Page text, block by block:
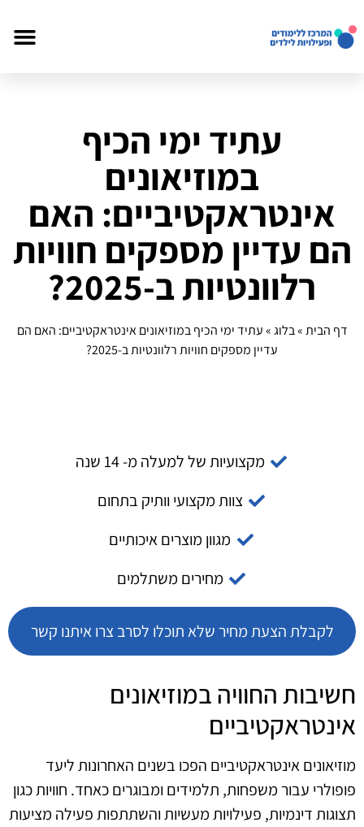
עתיד ימי הכיף
במוזיאונים
אינטראקטיביים: האם
הם עדיין מספקים חוויות
רלוונטיות ב‑2025?
דף הבית»בלוג»עתיד ימי הכיף במוזיאונים אינטראקטיביים: האם הם
עדיין מספקים חוויות רלוונטיות ב‑2025?
מקצועיות של למעלה מ- 14 שנה
צוות מקצועי וותיק בתחום
מגוון מוצרים איכותיים
מחירים משתלמים
לקבלת הצעת מחיר שלא תוכלו לסרב צרו איתנו קשר
חשיבות החוויה במוזיאונים
אינטראקטיביים
מוזיאונים אינטראקטיביים הפכו בשנים האחרונות ליעד
פופולרי עבור משפחות, תלמידים ומבוגרים כאחד. חוויות כגון
תצוגות דינמיות, פעילויות מעשיות והשתתפות פעילה מציעות